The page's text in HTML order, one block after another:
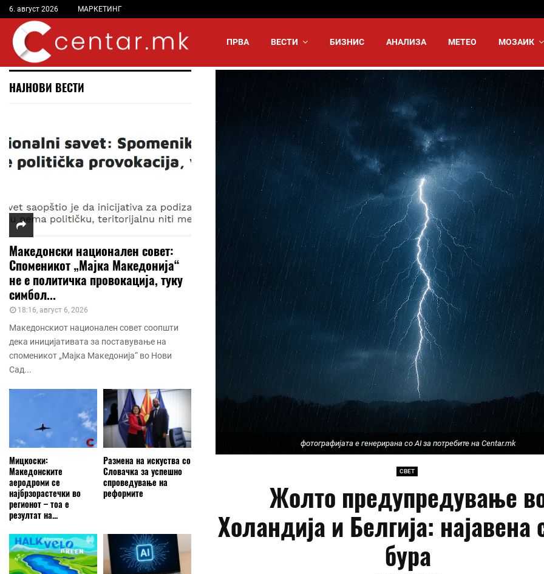
6. август 2026 МАРКЕТИНГ
ПРВА ВЕСТИ БИЗНИС АНАЛИЗА МЕТЕО МОЗАИК
фотографијата е генерирана со AI за потребите на Centar.mk
СВЕТ
Жолто предупредување
Холандија и Белгија: најавена
бура
НАЈНОВИ ВЕСТИ
Македонски национален совет:
Споменикот „Мајка Македонија“
не е политичка провокација, туку
симбол...
18:16, август 6, 2026
Македонскиот национален совет соопшти
дека иницијативата за поставување на
споменикот „Мајка Македонија“ во Нови
Сад...
Мицкоски:
Македонските
аеродроми се
најбрзорастечки во
регионот – тоа е
резултат на...
Размена на искуства со
Словачка за успешно
спроведување на
реформите